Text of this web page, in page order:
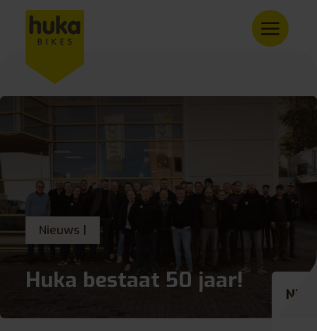
Nieuws |
Huka bestaat 50 jaar!
NL